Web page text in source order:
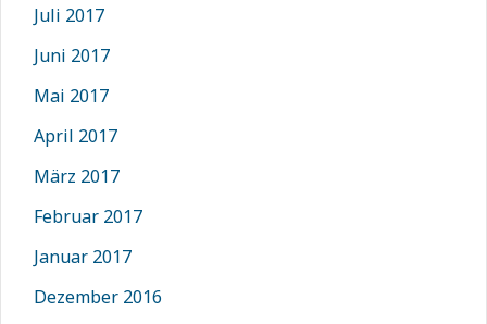
Juli 2017
Juni 2017
Mai 2017
April 2017
März 2017
Februar 2017
Januar 2017
Dezember 2016